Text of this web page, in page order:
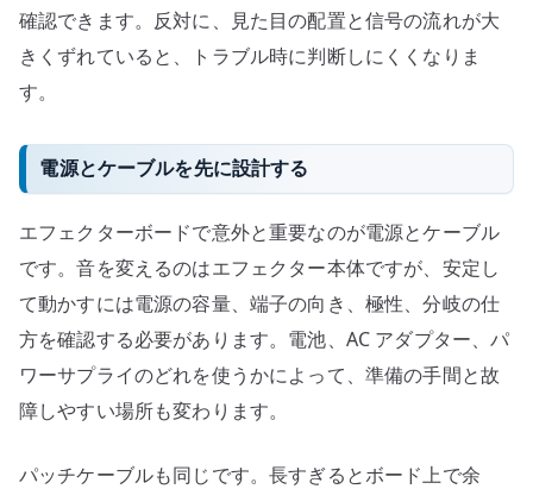
確認できます。反対に、見た目の配置と信号の流れが大
きくずれていると、トラブル時に判断しにくくなりま
す。
電源とケーブルを先に設計する
エフェクターボードで意外と重要なのが電源とケーブル
です。音を変えるのはエフェクター本体ですが、安定し
て動かすには電源の容量、端子の向き、極性、分岐の仕
方を確認する必要があります。電池、AC アダプター、パ
ワーサプライのどれを使うかによって、準備の手間と故
障しやすい場所も変わります。
パッチケーブルも同じです。長すぎるとボード上で余